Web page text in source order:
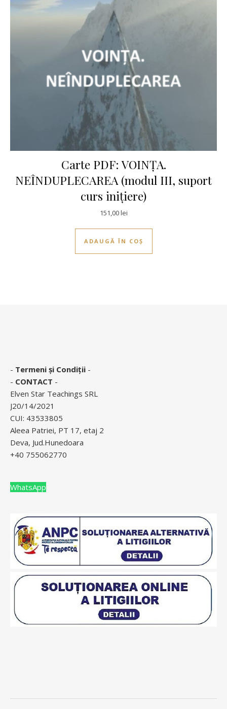
Carte PDF: VOINȚA.
NEÎNDUPLECAREA (modul III, suport
curs inițiere)
151,00lei
ADAUGĂ ÎN COȘ
- Termeni și Condiții -
- CONTACT -
Elven Star Teachings SRL
J20/14/2021
CUI: 43533805
Aleea Patriei, PT 17, etaj 2
Deva, Jud.Hunedoara
+40 755062770
WhatsApp